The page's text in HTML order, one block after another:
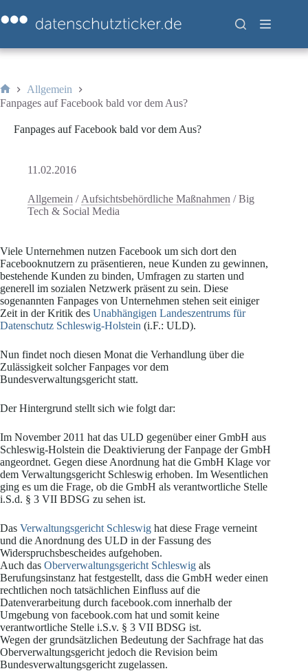
Inhalt
springen
Start
Allgemein
Fanpages auf Facebook bald vor dem Aus?
Fanpages auf Facebook bald vor dem Aus?
11.02.2016
Allgemein / Aufsichtsbehördliche Maßnahmen /Big
Tech & Social Media
Viele Unternehmen nutzen Facebook um sich dort den
Facebooknutzern zu präsentieren, neue Kunden zu gewinnen,
bestehende Kunden zu binden, Umfragen zu starten und
generell im sozialen Netzwerk präsent zu sein. Diese
sogenannten Fanpages von Unternehmen stehen seit einiger
Zeit in der Kritik des Unabhängigen Landeszentrums für
Datenschutz Schleswig-Holstein (i.F.: ULD).
Nun findet noch diesen Monat die Verhandlung über die
Zulässigkeit solcher Fanpages vor dem
Bundesverwaltungsgericht statt.
Der Hintergrund stellt sich wie folgt dar:
Im November 2011 hat das ULD gegenüber einer GmbH aus
Schleswig-Holstein die Deaktivierung der Fanpage der GmbH
angeordnet. Gegen diese Anordnung hat die GmbH Klage vor
dem Verwaltungsgericht Schleswig erhoben. Im Wesentlichen
ging es um die Frage, ob die GmbH als verantwortliche Stelle
i.S.d. § 3 VII BDSG zu sehen ist.
Das Verwaltungsgericht Schleswig hat diese Frage verneint
und die Anordnung des ULD in der Fassung des
Widerspruchsbescheides aufgehoben.
Auch das Oberverwaltungsgericht Schleswig als
Berufungsinstanz hat festgestellt, dass die GmbH weder einen
rechtlichen noch tatsächlichen Einfluss auf die
Datenverarbeitung durch facebook.com innerhalb der
Umgebung von facebook.com hat und somit keine
verantwortliche Stelle i.S.v. § 3 VII BDSG ist.
Wegen der grundsätzlichen Bedeutung der Sachfrage hat das
Oberverwaltungsgericht jedoch die Revision beim
Bundesverwaltungsgericht zugelassen.